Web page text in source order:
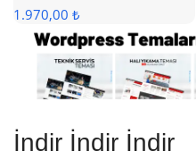
1.970,00 ₺
İndir İndir İndir